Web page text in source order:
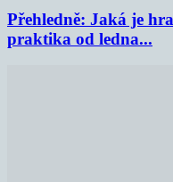
Přehledně: Jaká je
praktika od ledna...